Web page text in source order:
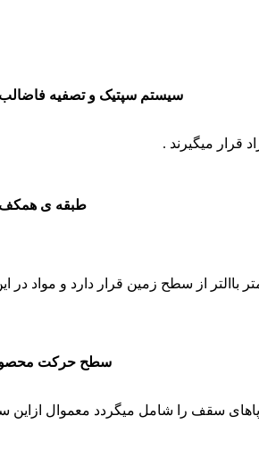
فاضالب در زیر
قرار میگیرند .
یک
از سطح زمین قرار دارد و مواد در
در
سقف را شامل میگردد معموال